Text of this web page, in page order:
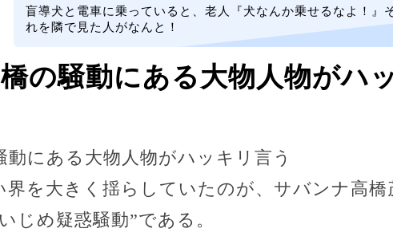
盲導犬と電車に乗っていると、老人『犬なんか乗せるなよ！』
れを隣で見た人がなんと！
の騒動にある大物人物がハ
動にある大物人物がハッキリ言う
界を大きく揺らしていたのが、サバンナ高
じめ疑惑騒動”である。